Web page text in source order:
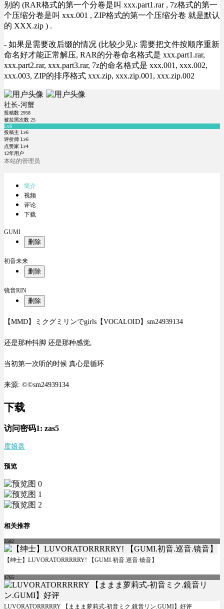
别的 (RAR格式的第一个分卷是叫 xxx.part1.rar , 7z格式的第一
个压缩分卷是叫 xxx.001 , ZIP格式的第一个压缩分卷 就是默认
的 XXX.zip ) .
- 如果是需要改后缀的情况 (比较少见): 需要把文件按顺序重新
命名好才能正常解压, RAR的分卷命名格式是 xxx.part1.rar,
xxx.part2.rar, xxx.part3.rar, 7z的命名格式是 xxx.001, xxx.002,
xxx.003, ZIP的排序格式 xxx.zip, xxx.zip.001, xxx.zip.002
社长-河蟹
投稿数 2958
被拉黑次数 25
Lv6
投稿主 Lv6
评价师 Lv6
点赞家 Lv4
12年用户
本站的管理员
简介
视频
评论
下载
GUMI
删除
初音未来
删除
镜音RIN
删除
【MMD】ミクグミリンでgirls【VOCALOID】sm24939134
还是那种抖脚 还是那种感觉,
当初第一次听的时候 真心是循环
来源: ©©sm24939134
下载
访问密码1: zas5
度娘盘
预览
相关推荐
3582
【绅士】LUVORATORRRRRY! 【GUMI.初音.巡音.镜音】
1765
LUVORATORRRRRY 【ままま萝莉式-初音ミク.鏡音リン.GUMI】好评